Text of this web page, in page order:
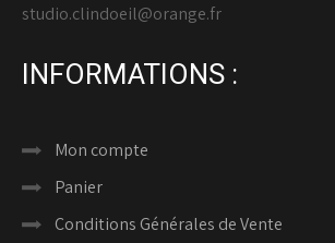
studio.clindoeil@orange.fr
INFORMATIONS :
Mon compte
Panier
Conditions Générales de Vente